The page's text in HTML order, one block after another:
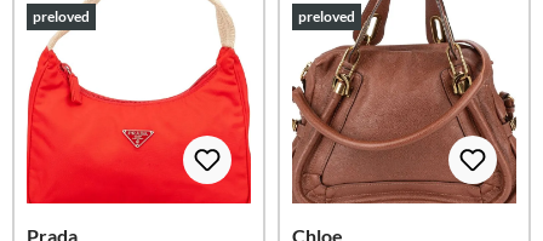
preloved
Prada
preloved
Chloe